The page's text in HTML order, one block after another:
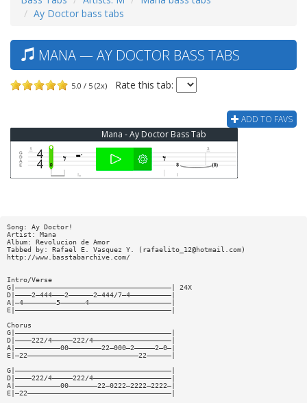
Ay Doctor bass tabs
MANA — AY DOCTOR BASS TABS
5.0 / 5 (2x) Rate this tab:
ADD TO FAVS
Mana - Ay Doctor Bass Tab
Song: Ay Doctor!
Artist: Mana
Album: Revolucion de Amor
Tabbed by: Rafael E. Vasquez Y. ( rafaelito_12@hotmail.com)
http://www.basstabarchive.com/
Intro/Verse
G|——————————————————————————————————————| 24X
D|————2—444———2——————2—444/7—4——————————|
A|—4————————5——————4————————————————————|
E|——————————————————————————————————————|
Chorus
G|——————————————————————————————————————|
D|————222/4—————222/4———————————————————|
A|———————————00————————22—000—2—————2—0—|
E|—22———————————————————————————22——————|
G|——————————————————————————————————————|
D|————222/4—————222/4———————————————————|
A|———————————00———————22—0222—2222—2222—|
E|—22———————————————————————————————————|